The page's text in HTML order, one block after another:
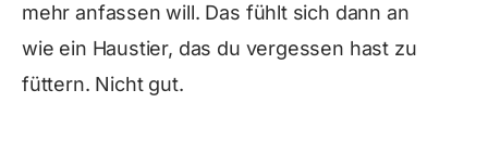
mehr anfassen will. Das fühlt sich dann an
wie ein Haustier, das du vergessen hast zu
füttern. Nicht gut.